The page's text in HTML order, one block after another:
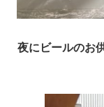
夜にビールのお